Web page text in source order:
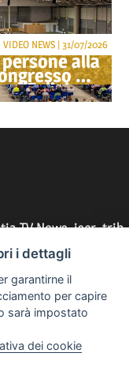
alla
dei
"Felici per
sempre"
VIDEO NEWS | 31/07/2026
TV News, iscr. trib.
Silvia Tocci
i dettagli
garantirne il
per capire
sarà impostato
dei cookie